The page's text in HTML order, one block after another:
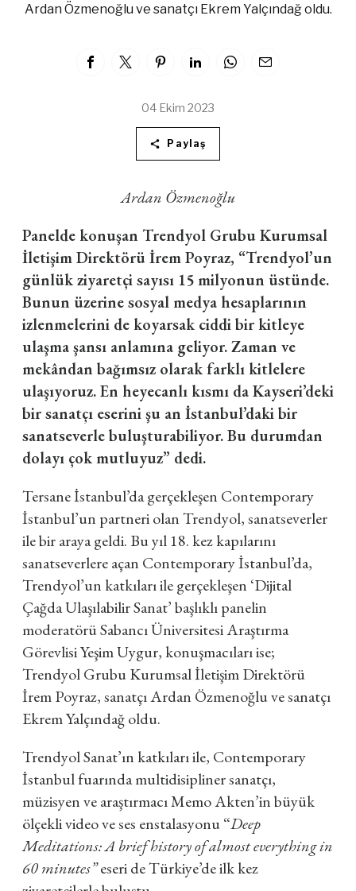
Ardan Özmenoğlu ve sanatçı Ekrem Yalçındağ oldu.
04 Ekim 2023
Paylaş
Ardan Özmenoğlu
Panelde konuşan Trendyol Grubu Kurumsal
İletişim Direktörü İrem Poyraz, “Trendyol’un
günlük ziyaretçi sayısı 15 milyonun üstünde.
Bunun üzerine sosyal medya hesaplarının
izlenmelerini de koyarsak ciddi bir kitleye
ulaşma şansı anlamına geliyor. Zaman ve
mekândan bağımsız olarak farklı kitlelere
ulaşıyoruz. En heyecanlı kısmı da Kayseri’deki
bir sanatçı eserini şu an İstanbul’daki bir
sanatseverle buluşturabiliyor. Bu durumdan
dolayı çok mutluyuz” dedi.
Tersane İstanbul’da gerçekleşen Contemporary
İstanbul’un partneri olan Trendyol, sanatseverler
ile bir araya geldi. Bu yıl 18. kez kapılarını
sanatseverlere açan Contemporary İstanbul’da,
Trendyol’un katkıları ile gerçekleşen ‘Dijital
Çağda Ulaşılabilir Sanat’ başlıklı panelin
moderatörü Sabancı Üniversitesi Araştırma
Görevlisi Yeşim Uygur, konuşmacıları ise;
Trendyol Grubu Kurumsal İletişim Direktörü
İrem Poyraz, sanatçı Ardan Özmenoğlu ve sanatçı
Ekrem Yalçındağ oldu.
Trendyol Sanat’ın katkıları ile, Contemporary
İstanbul fuarında multidisipliner sanatçı,
müzisyen ve araştırmacı Memo Akten’in büyük
ölçekli video ve ses enstalasyonu “Deep
Meditations: A brief history of almost everything in
60 minutes”eseri de Türkiye’de ilk kez